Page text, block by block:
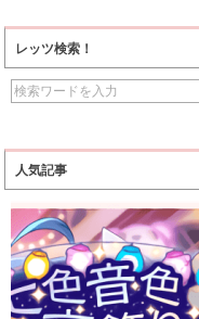
レッツ検索！
人気記事